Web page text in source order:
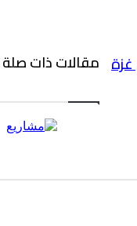
مقالات ذات صلة